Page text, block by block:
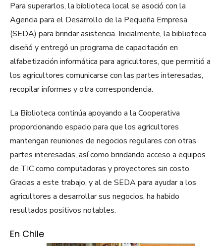
Para superarlos, la biblioteca local se asoció con la
Agencia para el Desarrollo de la Pequeña Empresa
(SEDA) para brindar asistencia. Inicialmente, la biblioteca
diseñó y entregó un programa de capacitación en
alfabetización informática para agricultores, que permitió a
los agricultores comunicarse con las partes interesadas,
recopilar informes y otra correspondencia.
La Biblioteca continúa apoyando a la Cooperativa
proporcionando espacio para que los agricultores
mantengan reuniones de negocios regulares con otras
partes interesadas, así como brindando acceso a equipos
de TIC como computadoras y proyectores sin costo.
Gracias a este trabajo, y al de SEDA para ayudar a los
agricultores a desarrollar sus negocios, ha habido
resultados positivos notables.
En Chile